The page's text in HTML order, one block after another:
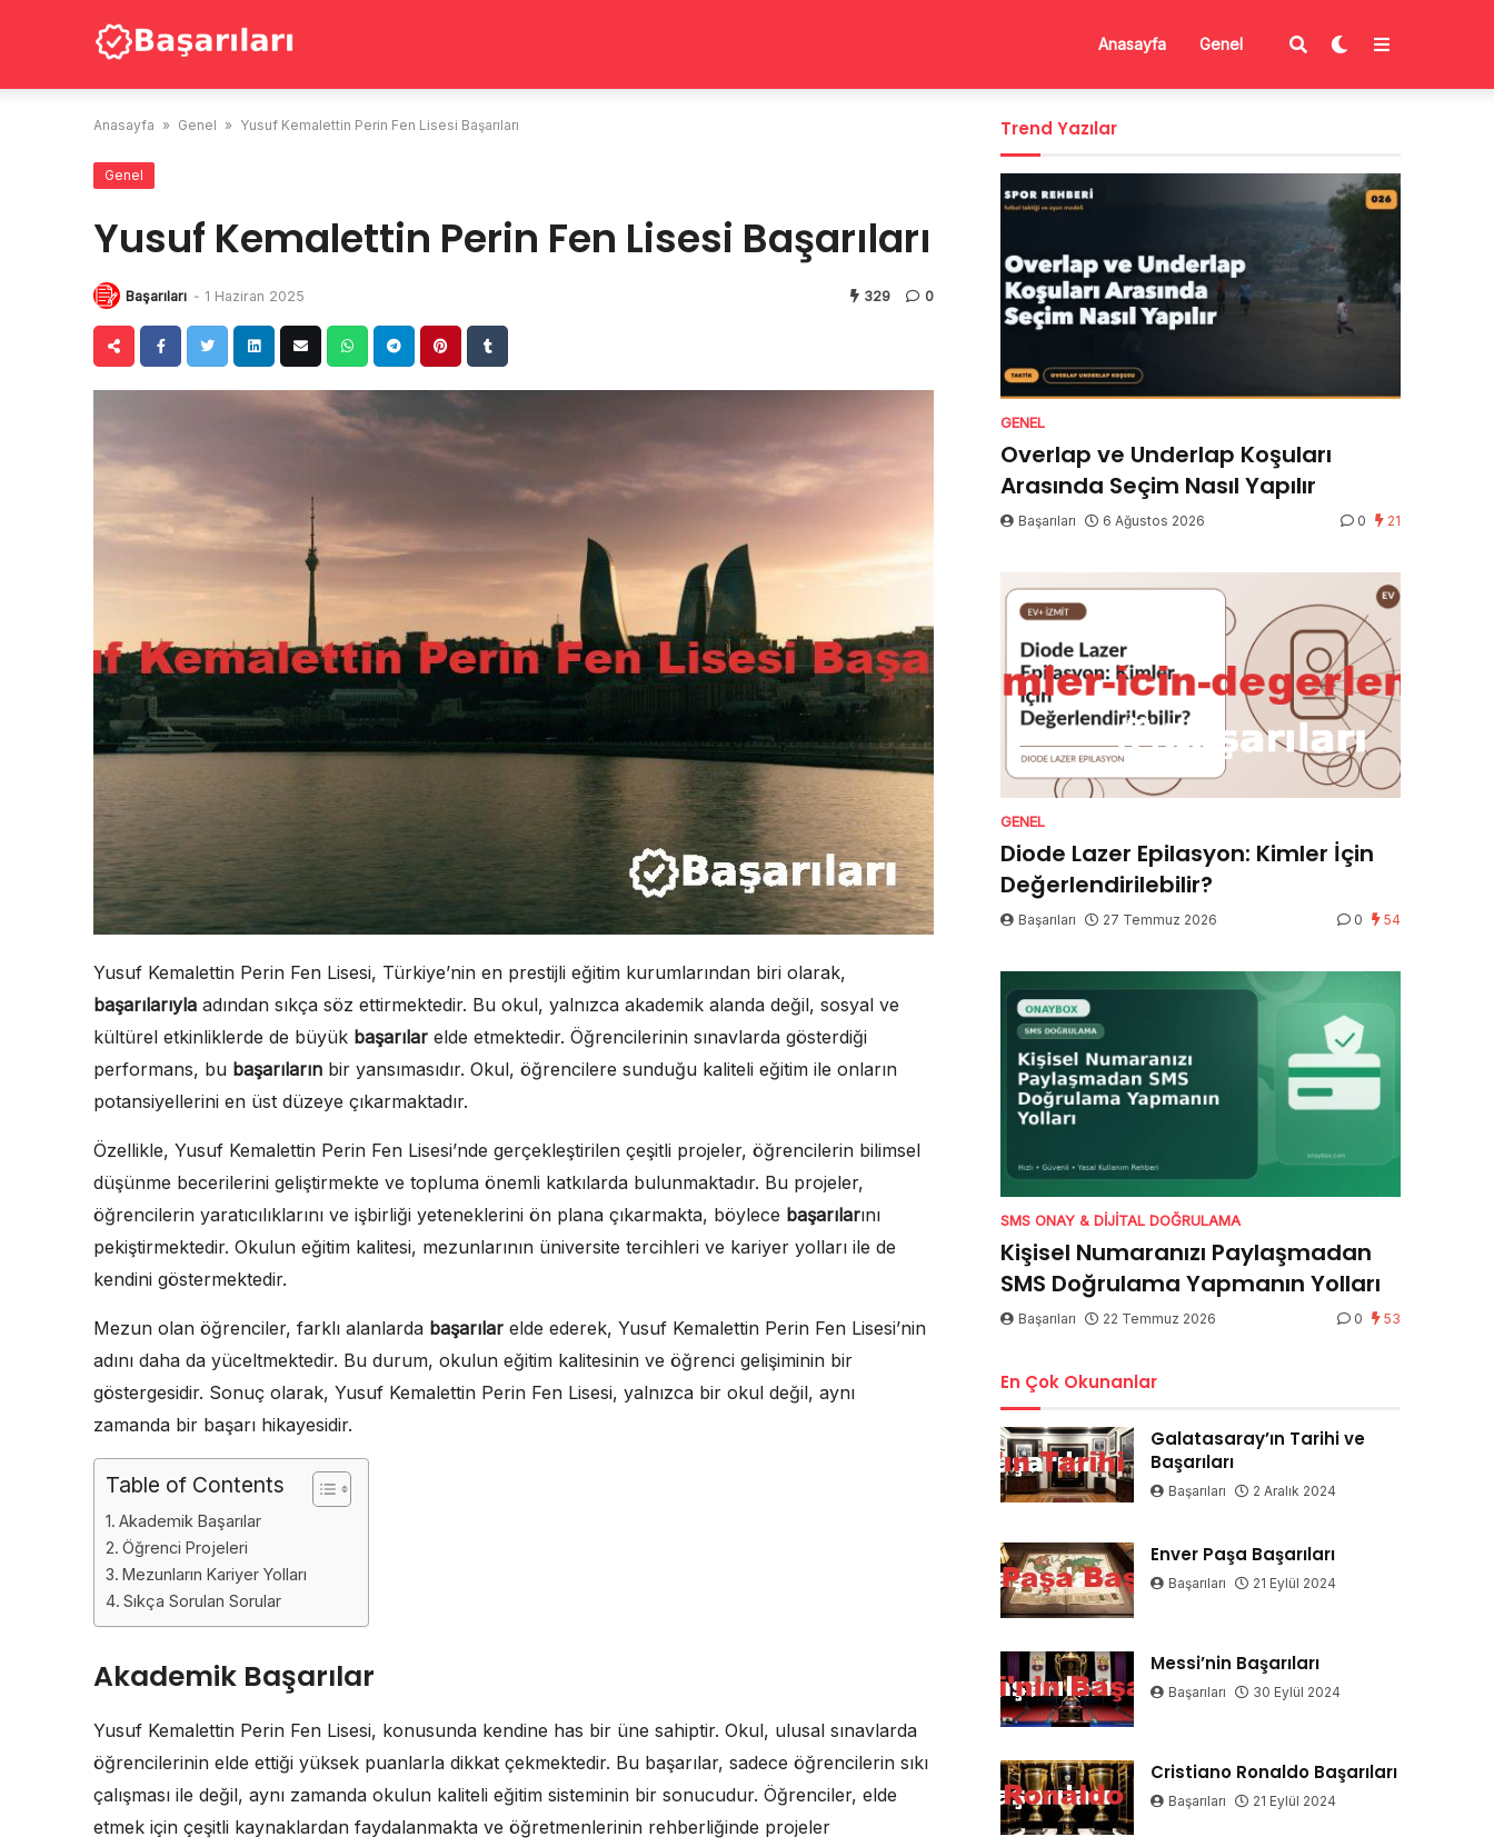
Anasayfa Genel
Anasayfa » Genel » Yusuf Kemalettin Perin Fen Lisesi Başarıları
Genel
Yusuf Kemalettin Perin Fen Lisesi Başarıları
Başarıları - 1 Haziran 2025 329 0
Yusuf Kemalettin Perin Fen Lisesi, Türkiye’nin en prestijli eğitim kurumlarından biri olarak,
başarılarıyla adından sıkça söz ettirmektedir. Bu okul, yalnızca akademik alanda değil, sosyal ve
kültürel etkinliklerde de büyük başarılar elde etmektedir. Öğrencilerinin sınavlarda gösterdiği
performans, bu başarıların bir yansımasıdır. Okul, öğrencilere sunduğu kaliteli eğitim ile onların
potansiyellerini en üst düzeye çıkarmaktadır.
Özellikle, Yusuf Kemalettin Perin Fen Lisesi’nde gerçekleştirilen çeşitli projeler, öğrencilerin bilimsel
düşünme becerilerini geliştirmekte ve topluma önemli katkılarda bulunmaktadır. Bu projeler,
öğrencilerin yaratıcılıklarını ve işbirliği yeteneklerini ön plana çıkarmakta, böylece başarılarını
pekiştirmektedir. Okulun eğitim kalitesi, mezunlarının üniversite tercihleri ve kariyer yolları ile de
kendini göstermektedir.
Mezun olan öğrenciler, farklı alanlarda başarılar elde ederek, Yusuf Kemalettin Perin Fen Lisesi’nin
adını daha da yüceltmektedir. Bu durum, okulun eğitim kalitesinin ve öğrenci gelişiminin bir
göstergesidir. Sonuç olarak, Yusuf Kemalettin Perin Fen Lisesi, yalnızca bir okul değil, aynı
zamanda bir başarı hikayesidir.
Table of Contents
Akademik Başarılar
Öğrenci Projeleri
Mezunların Kariyer Yolları
Sıkça Sorulan Sorular
Akademik Başarılar
Yusuf Kemalettin Perin Fen Lisesi, konusunda kendine has bir üne sahiptir. Okul, ulusal sınavlarda
öğrencilerinin elde ettiği yüksek puanlarla dikkat çekmektedir. Bu başarılar, sadece öğrencilerin sıkı
çalışması ile değil, aynı zamanda okulun kaliteli eğitim sisteminin bir sonucudur. Öğrenciler, elde
etmek için çeşitli kaynaklardan faydalanmakta ve öğretmenlerinin rehberliğinde projeler
Trend Yazılar
GENEL
Overlap ve Underlap Koşuları
Arasında Seçim Nasıl Yapılır
Başarıları 6 Ağustos 2026 0 21
GENEL
Diode Lazer Epilasyon: Kimler İçin
Değerlendirilebilir?
Başarıları 27 Temmuz 2026 0 54
SMS ONAY & DIJITAL DOĞRULAMA
Kişisel Numaranızı Paylaşmadan
SMS Doğrulama Yapmanın Yolları
Başarıları 22 Temmuz 2026 0 53
En Çok Okunanlar
Galatasaray’ın Tarihi ve
Başarıları
Başarıları 2 Aralık 2024
Enver Paşa Başarıları
Başarıları 21 Eylül 2024
Messi’nin Başarıları
Başarıları 30 Eylül 2024
Cristiano Ronaldo Başarıları
Başarıları 21 Eylül 2024